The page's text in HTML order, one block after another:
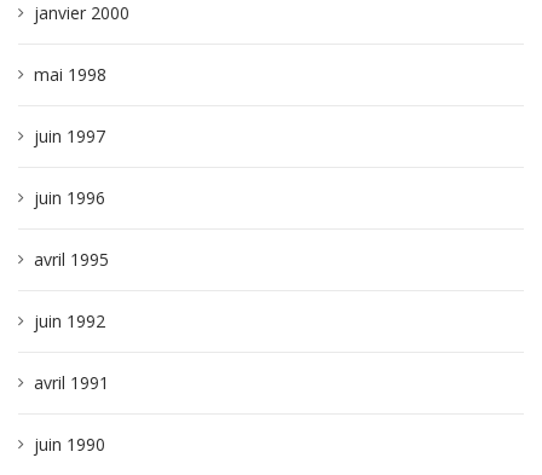
janvier 2000
mai 1998
juin 1997
juin 1996
avril 1995
juin 1992
avril 1991
juin 1990